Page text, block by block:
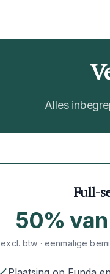
Alles
Full-
50%
excl. btw · eenmalige